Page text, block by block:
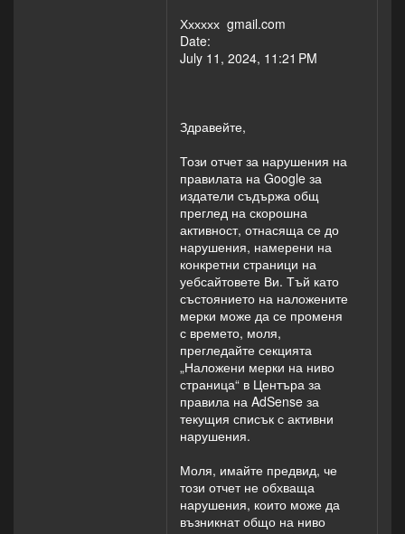
Хххххх gmail.com
Date:
July 11, 2024, 11:21 PM
Здравейте,
Този отчет за нарушения на
правилата на Google за
издатели съдържа общ
преглед на скорошна
активност, отнасяща се до
нарушения, намерени на
конкретни страници на
уебсайтовете Ви. Тъй като
състоянието на наложените
мерки може да се променя
с времето, моля,
прегледайте секцията
„Наложени мерки на ниво
страница“ в Центъра за
правила на AdSense за
текущия списък с активни
нарушения.
Моля, имайте предвид, че
този отчет не обхваща
нарушения, които може да
възникнат общо на ниво